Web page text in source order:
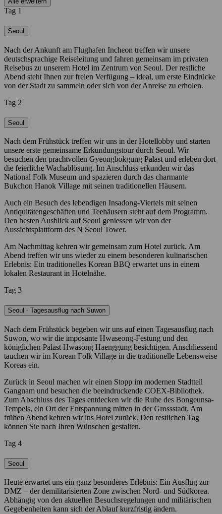
Tag 1
Seoul
Nach der Ankunft am Flughafen Incheon treffen wir unsere
deutschsprachige Reiseleitung und fahren gemeinsam im privaten
Reisebus zu unserem Hotel im Zentrum von Seoul. Der restliche
Abend steht Ihnen zur freien Verfügung – ideal, um erste Eindrücke
von der Stadt zu sammeln oder sich von der Anreise zu erholen.
Tag 2
Seoul
Nach dem Frühstück treffen wir uns in der Hotellobby und starten
unsere erste gemeinsame Erkundungstour durch Seoul. Wir
besuchen den prachtvollen Gyeongbokgung Palast und erleben dort
die feierliche Wachablösung. Im Anschluss erkunden wir das
National Folk Museum und spazieren durch das charmante
Bukchon Hanok Village mit seinen traditionellen Häusern.
Auch ein Besuch des lebendigen Insadong-Viertels mit seinen
Antiquitätengeschäften und Teehäusern steht auf dem Programm.
Den besten Ausblick auf Seoul geniessen wir von der
Aussichtsplattform des N Seoul Tower.
Am Nachmittag kehren wir gemeinsam zum Hotel zurück. Am
Abend treffen wir uns wieder zu einem besonderen kulinarischen
Erlebnis: Ein traditionelles Korean BBQ erwartet uns in einem
lokalen Restaurant in Hotelnähe.
Tag 3
Seoul - Tagesausflug nach Suwon
Nach dem Frühstück begeben wir uns auf einen Tagesausflug nach
Suwon, wo wir die imposante Hwaseong-Festung und den
königlichen Palast Hwasong Haenggung besichtigen. Anschliessend
tauchen wir im Korean Folk Village in die traditionelle Lebensweise
Koreas ein.
Zurück in Seoul machen wir einen Stopp im modernen Stadtteil
Gangnam und besuchen die beeindruckende COEX-Bibliothek.
Zum Abschluss des Tages entdecken wir die Ruhe des Bongeunsa-
Tempels, ein Ort der Entspannung mitten in der Grossstadt. Am
frühen Abend kehren wir ins Hotel zurück. Den restlichen Tag
können Sie nach Ihren Wünschen gestalten.
Tag 4
Seoul
Heute erwartet uns ein ganz besonderes Erlebnis: Ein Ausflug zur
DMZ – der demilitarisierten Zone zwischen Nord- und Südkorea.
Abhängig von den aktuellen Besuchsregelungen und militärischen
Gegebenheiten kann sich der Ablauf kurzfristig ändern.